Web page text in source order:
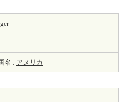
名 : アメリカ